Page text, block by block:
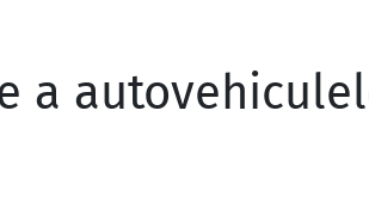
a